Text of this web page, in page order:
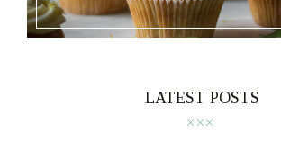
LATEST POSTS